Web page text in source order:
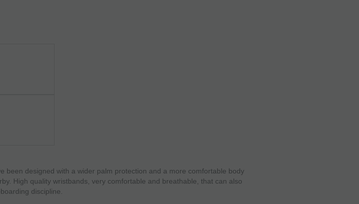
been designed with a wider palm protection and a more comfortable body
High quality wristbands, very comfortable and breathable, that can also
discipline.